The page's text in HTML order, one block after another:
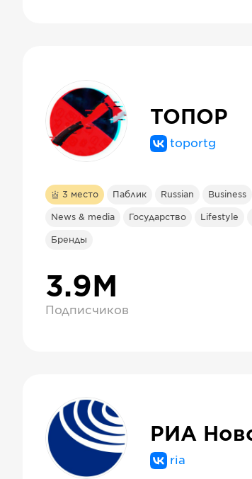
ТОПОР
toportg
3 место Паблик Russian Business
News & media Государство Lifestyle
Бренды
3.9М
Подписчиков
РИА
ria